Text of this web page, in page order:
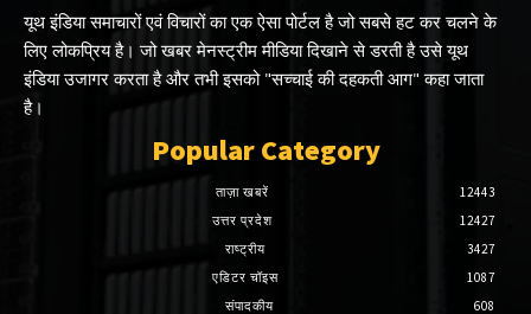
यूथ इंडिया समाचारों एवं विचारों का एक ऐसा पोर्टल है जो सबसे हट कर चलने के
लिए लोकप्रिय है। जो खबर मेनस्ट्रीम मीडिया दिखाने से डरती है उसे यूथ
इंडिया उजागर करता है और तभी इसको "सच्चाई की दहकती आग" कहा जाता
है।
Popular Category
ताज़ा खबरें
12443
उत्तर प्रदेश
12427
राष्ट्रीय
3427
एडिटर चॉइस
1087
संपादकीय
608